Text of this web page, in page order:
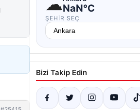
NaN°C
ŞEHIR SEÇ
Bizi Takip Edin